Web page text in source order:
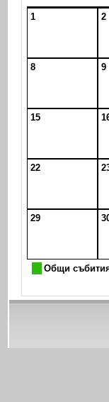
1 2
8 9
15
22
29
Общи